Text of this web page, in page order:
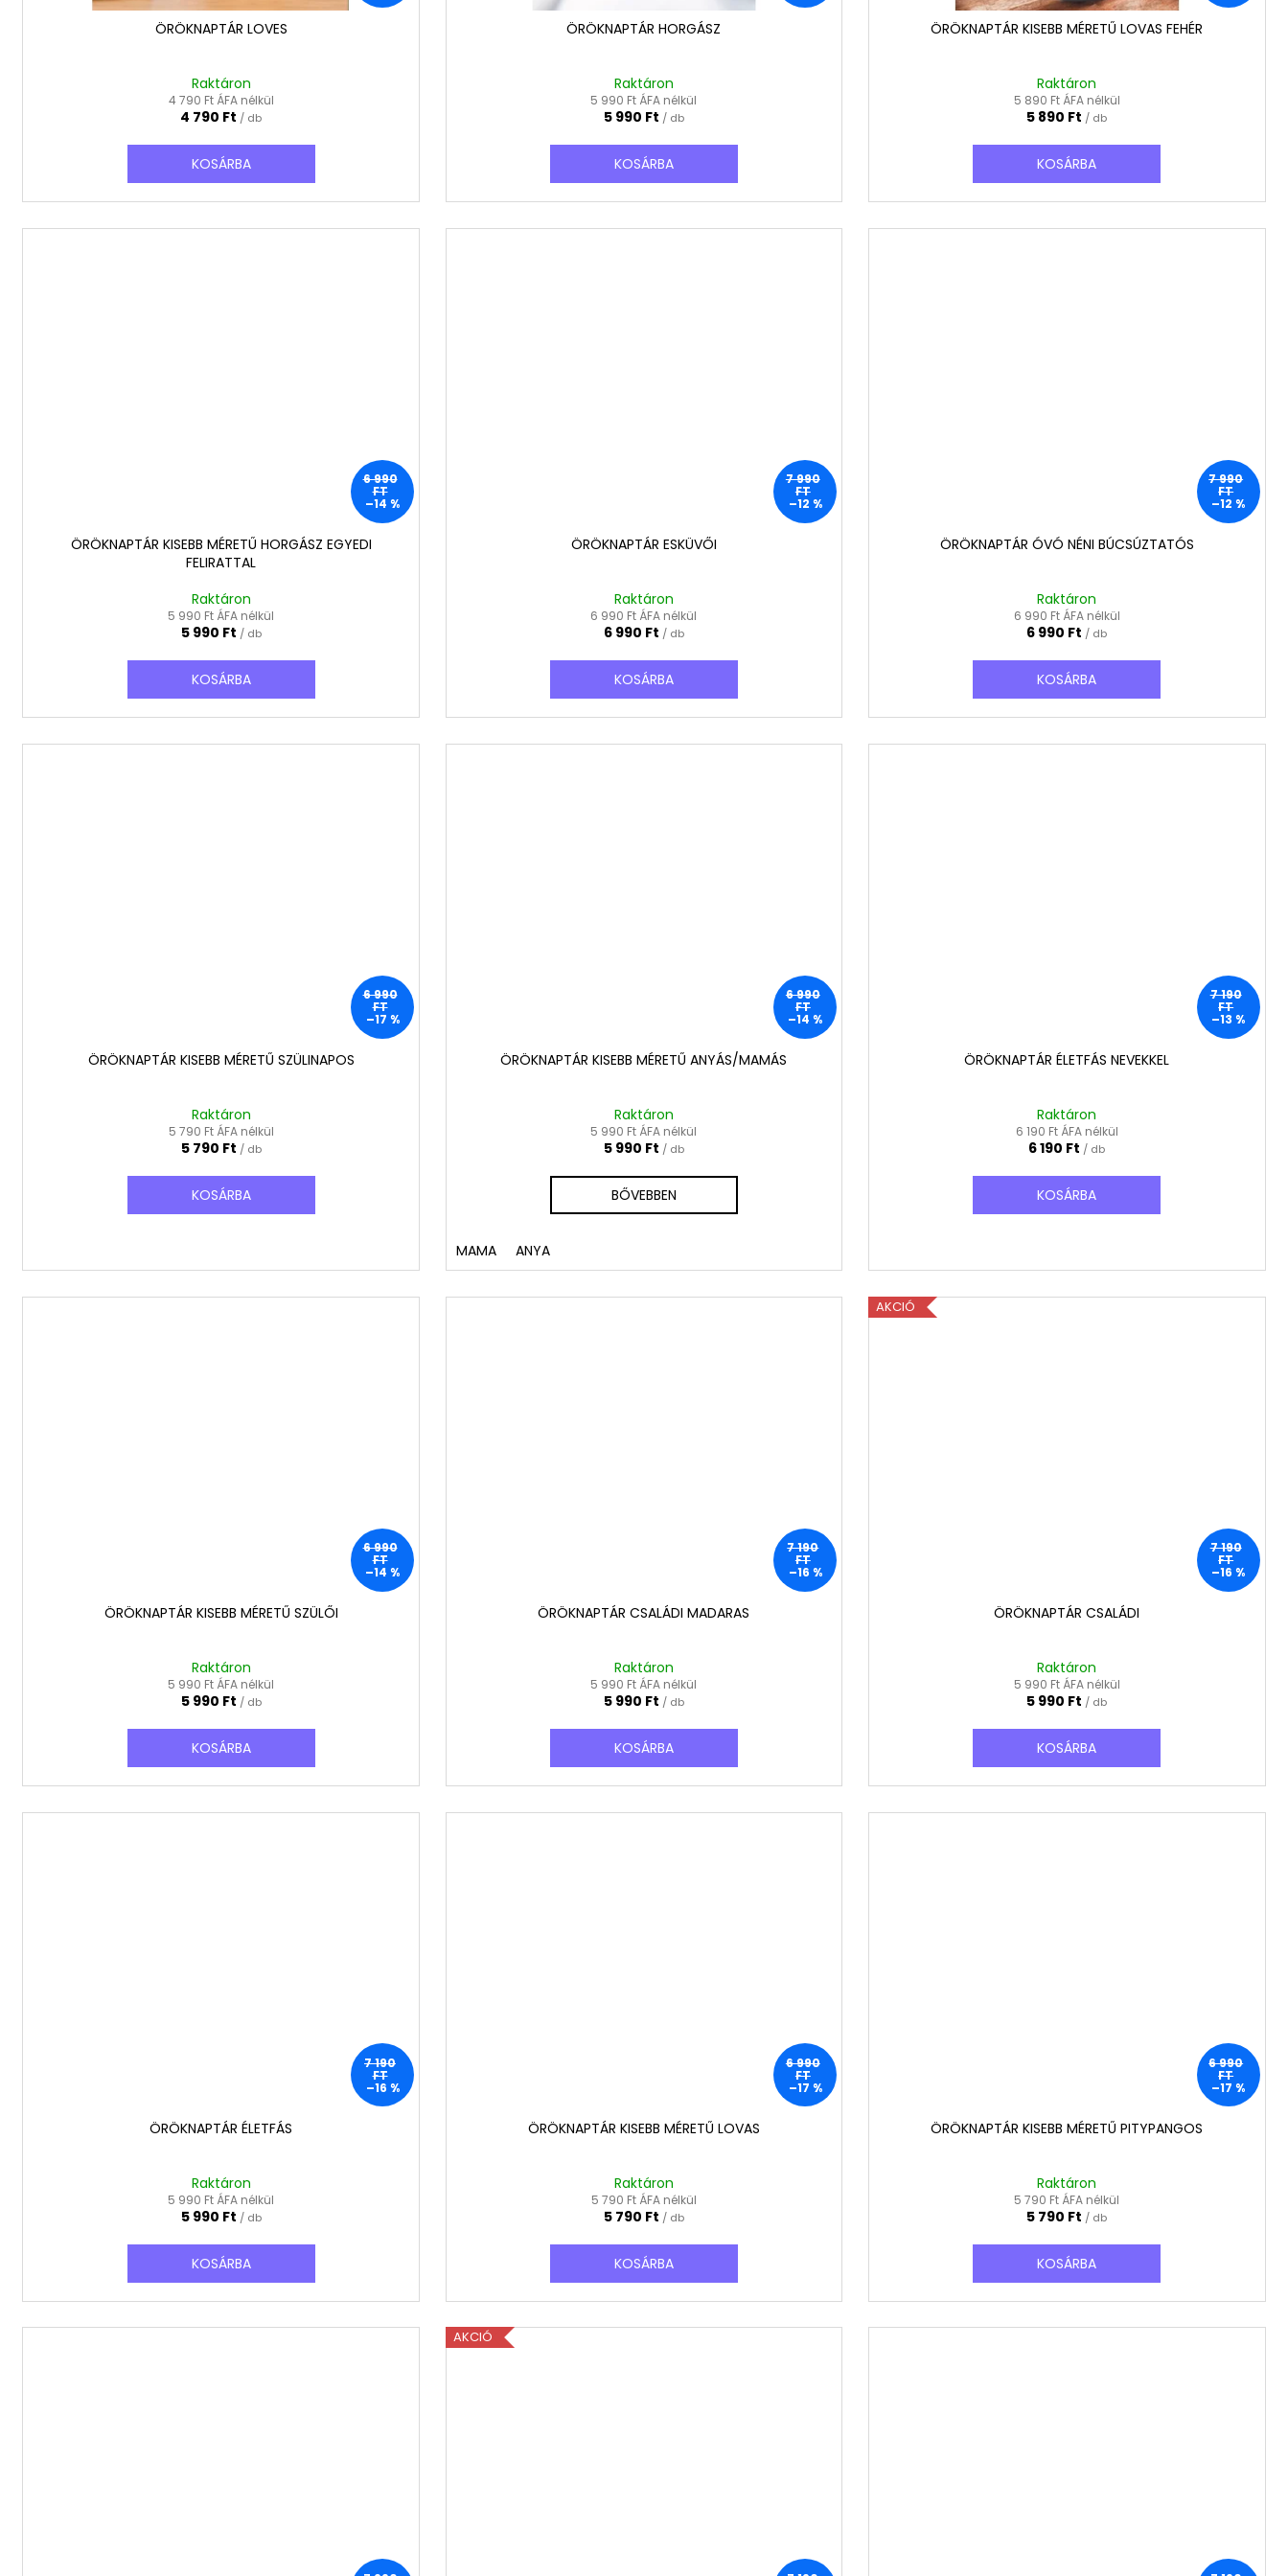
ÖRÖKNAPTÁR LOVES
Raktáron
4 790 Ft ÁFA nélkül
4 790 Ft / db
KOSÁRBA
ÖRÖKNAPTÁR HORGÁSZ
Raktáron
5 990 Ft ÁFA nélkül
5 990 Ft / db
KOSÁRBA
ÖRÖKNAPTÁR KISEBB MÉRETŰ LOVAS FEHÉR
Raktáron
5 890 Ft ÁFA nélkül
5 890 Ft / db
KOSÁRBA
6 990
FT
–14 %
ÖRÖKNAPTÁR KISEBB MÉRETŰ HORGÁSZ EGYEDI
FELIRATTAL
Raktáron
5 990 Ft ÁFA nélkül
5 990 Ft / db
KOSÁRBA
7 990
FT
–12 %
ÖRÖKNAPTÁR ESKÜVŐI
Raktáron
6 990 Ft ÁFA nélkül
6 990 Ft / db
KOSÁRBA
7 990
FT
–12 %
ÖRÖKNAPTÁR ÓVÓ NÉNI BÚCSÚZTATÓS
Raktáron
6 990 Ft ÁFA nélkül
6 990 Ft / db
KOSÁRBA
6 990
FT
–17 %
ÖRÖKNAPTÁR KISEBB MÉRETŰ SZÜLINAPOS
Raktáron
5 790 Ft ÁFA nélkül
5 790 Ft / db
KOSÁRBA
6 990
FT
–14 %
ÖRÖKNAPTÁR KISEBB MÉRETŰ ANYÁS/MAMÁS
Raktáron
5 990 Ft ÁFA nélkül
5 990 Ft / db
BŐVEBBEN
MAMA ANYA
7 190
FT
–13 %
ÖRÖKNAPTÁR ÉLETFÁS NEVEKKEL
Raktáron
6 190 Ft ÁFA nélkül
6 190 Ft / db
KOSÁRBA
6 990
FT
–14 %
ÖRÖKNAPTÁR KISEBB MÉRETŰ SZÜLŐI
Raktáron
5 990 Ft ÁFA nélkül
5 990 Ft / db
KOSÁRBA
7 190
FT
–16 %
ÖRÖKNAPTÁR CSALÁDI MADARAS
Raktáron
5 990 Ft ÁFA nélkül
5 990 Ft / db
KOSÁRBA
AKCIÓ
7 190
FT
–16 %
ÖRÖKNAPTÁR CSALÁDI
Raktáron
5 990 Ft ÁFA nélkül
5 990 Ft / db
KOSÁRBA
7 190
FT
–16 %
ÖRÖKNAPTÁR ÉLETFÁS
Raktáron
5 990 Ft ÁFA nélkül
5 990 Ft / db
KOSÁRBA
6 990
FT
–17 %
ÖRÖKNAPTÁR KISEBB MÉRETŰ LOVAS
Raktáron
5 790 Ft ÁFA nélkül
5 790 Ft / db
KOSÁRBA
6 990
FT
–17 %
ÖRÖKNAPTÁR KISEBB MÉRETŰ PITYPANGOS
Raktáron
5 790 Ft ÁFA nélkül
5 790 Ft / db
KOSÁRBA
AKCIÓ